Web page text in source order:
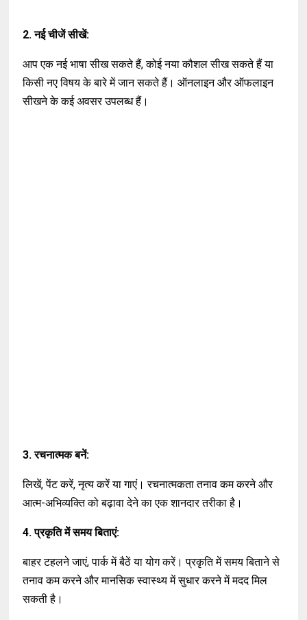
2. नई चीजें सीखें:
आप एक नई भाषा सीख सकते हैं, कोई नया कौशल सीख सकते हैं या
किसी नए विषय के बारे में जान सकते हैं। ऑनलाइन और ऑफलाइन
सीखने के कई अवसर उपलब्ध हैं।
3. रचनात्मक बनें:
लिखें, पेंट करें, नृत्य करें या गाएं। रचनात्मकता तनाव कम करने और
आत्म-अभिव्यक्ति को बढ़ावा देने का एक शानदार तरीका है।
4. प्रकृति में समय बिताएं:
बाहर टहलने जाएं, पार्क में बैठें या योग करें। प्रकृति में समय बिताने से
तनाव कम करने और मानसिक स्वास्थ्य में सुधार करने में मदद मिल
सकती है।